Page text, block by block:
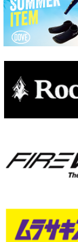
小川予報士
上田純子
唐澤予報士
米山予報士
予報士 hiro.
banpaku